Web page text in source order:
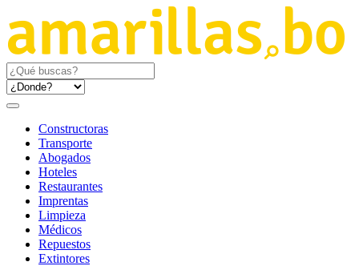
Constructoras
Transporte
Abogados
Hoteles
Restaurantes
Imprentas
Limpieza
Médicos
Repuestos
Extintores